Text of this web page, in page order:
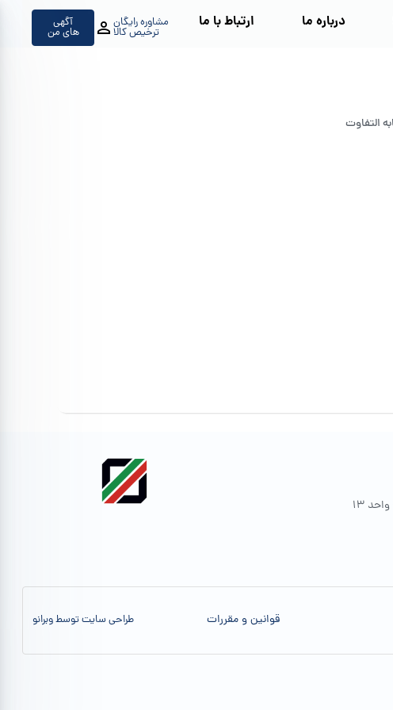
درباره ما ارتباط با ما مشاوره رایگان
ترخیص کالا
آگهی
های من
التفاوت
قوانین و مقررات طراحی سایت توسط وبرانو